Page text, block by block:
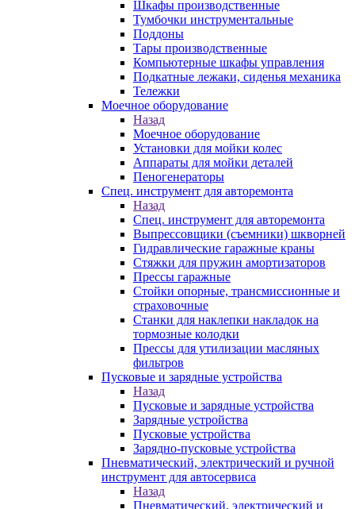
Шкафы производственные
Тумбочки инструментальные
Поддоны
Тары производственные
Компьютерные шкафы управления
Подкатные лежаки, сиденья механика
Тележки
Моечное оборудование
Назад
Моечное оборудование
Установки для мойки колес
Аппараты для мойки деталей
Пеногенераторы
Спец. инструмент для авторемонта
Назад
Спец. инструмент для авторемонта
Выпрессовщики (съемники) шкворней
Гидравлические гаражные краны
Стяжки для пружин амортизаторов
Прессы гаражные
Стойки опорные, трансмиссионные и
страховочные
Станки для наклепки накладок на
тормозные колодки
Прессы для утилизации масляных
фильтров
Пусковые и зарядные устройства
Назад
Пусковые и зарядные устройства
Зарядные устройства
Пусковые устройства
Зарядно-пусковые устройства
Пневматический, электрический и ручной
инструмент для автосервиса
Назад
Пневматический, электрический и